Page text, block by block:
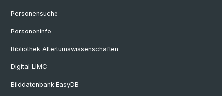
Personensuche
Personeninfo
Bibliothek Altertumswissenschaften
Digital LIMC
Bilddatenbank EasyDB